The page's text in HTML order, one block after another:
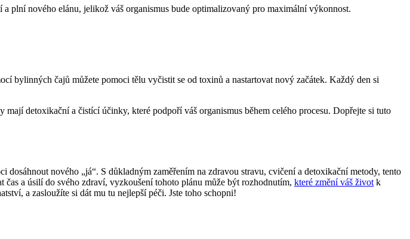
plní nového elánu, jelikož váš organismus bude optimalizovaný pro maximální výkonnost.
čajů můžete pomoci tělu vyčistit se od toxinů a nastartovat nový začátek. Každý den si
detoxikační a čistící účinky, které podpoří váš organismus během celého procesu. Dopřejte si tuto
nového „já“. S důkladným zaměřením na zdravou stravu, cvičení a detoxikační metody, tento
a úsilí do svého zdraví, vyzkoušení tohoto plánu může být rozhodnutím, které změní váš život k
a zasloužíte si dát mu tu nejlepší péči. Jste toho schopni!